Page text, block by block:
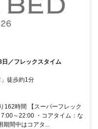
／フレックスタイム
徒歩約1分
162時間 【スーパーフレック
～22:00 ・コアタイム：な
期間中はコアタ...